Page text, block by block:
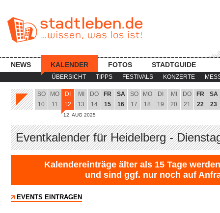
ÜBERSICHT TIPPS FESTIVALS KONZERTE
NEWS KALENDER FOTOS STADTGUIDE
SO
10
MO
11
DI
12
12. AUG 2025
MI
13
DO
14
FR
15
SA
16
SO
17
MO
18
DI
19
MI
20
DO
21
FR
22
SA
23
Eventkalender für Heidelberg -
Kalendereinträge älter als 15 Tage
und sind ggf. nur noch auf
EVENTS EINTRAGEN